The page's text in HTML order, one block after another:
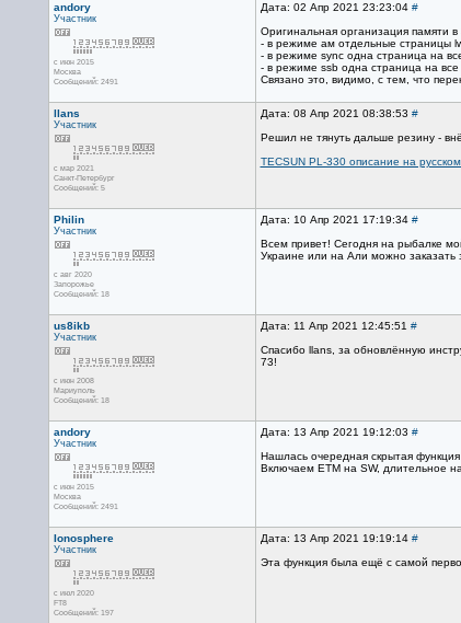
andory
Участник
с июн 2015
Москва
Сообщений: 2491
Дата: 02 Апр 2021 23:23:04 #
Оригинальная организация памяти в
- в режиме ам отдельные страницы
- в режиме sync одна страница на
- в режиме ssb одна страница на все
Связано это, видимо, с тем, что
llans
Участник
с мар 2021
Санкт-Петербург
Сообщений: 5
Дата: 08 Апр 2021 08:38:53 #
Решил не тянуть дальше резину -
TECSUN PL-330 описание на
Philin
Участник
с авг 2020
Запорожье
Сообщений: 18
Дата: 10 Апр 2021 17:19:34 #
Всем привет! Сегодня на рыбалке
Украине или на Али можно
us8ikb
Участник
с июн 2008
Мариуполь
Сообщений: 18
Дата: 11 Апр 2021 12:45:51 #
Спасибо llans, за обновлённую
73!
andory
Участник
с июн 2015
Москва
Сообщений: 2491
Дата: 13 Апр 2021 19:12:03 #
Нашлась очередная скрытая
Включаем ETM на SW, длительное
Ionosphere
Участник
с июл 2020
FT8
Сообщений: 197
Дата: 13 Апр 2021 19:19:14 #
Эта функция была ещё с самой